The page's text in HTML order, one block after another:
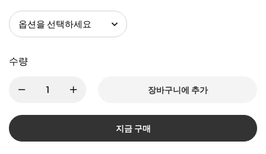
수량
장바구니에 추가
지금 구매